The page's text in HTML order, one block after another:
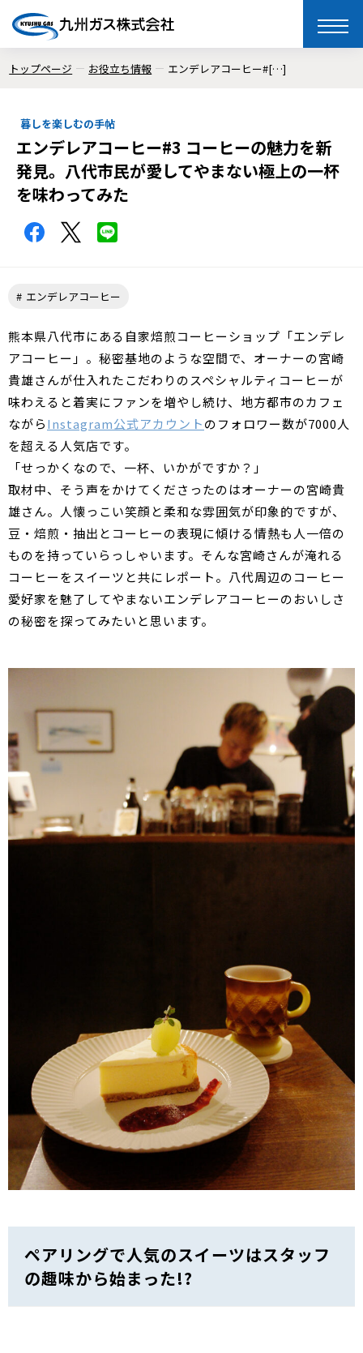
toggle
トップページ お役立ち情報 エンデレアコーヒー#[…]
暮しを楽しむの手帖
エンデレアコーヒー#3 コーヒーの魅力を新
発見。八代市民が愛してやまない極上の一杯
を味わってみた
エンデレアコーヒー
熊本県八代市にある自家焙煎コーヒーショップ「エンデレ
アコーヒー」。秘密基地のような空間で、オーナーの宮崎
貴雄さんが仕入れたこだわりのスペシャルティコーヒーが
味わえると着実にファンを増やし続け、地方都市のカフェ
ながらInstagram公式アカウントのフォロワー数が7000人
を超える人気店です。
「せっかくなので、一杯、いかがですか？」
取材中、そう声をかけてくださったのはオーナーの宮崎貴
雄さん。人懐っこい笑顔と柔和な雰囲気が印象的ですが、
豆・焙煎・抽出とコーヒーの表現に傾ける情熱も人一倍の
ものを持っていらっしゃいます。そんな宮崎さんが淹れる
コーヒーをスイーツと共にレポート。八代周辺のコーヒー
愛好家を魅了してやまないエンデレアコーヒーのおいしさ
の秘密を探ってみたいと思います。
ペアリングで人気のスイーツはスタッフ
の趣味から始まった!?